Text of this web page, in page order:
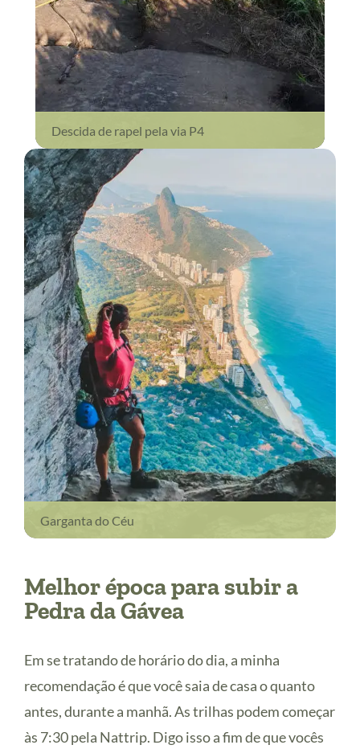
Descida de rapel pela via P4
Garganta do Céu
Melhor época para subir a
Pedra da Gávea
Em se tratando de horário do dia, a minha
recomendação é que você saia de casa o quanto
antes, durante a manhã. As trilhas podem começar
às 7:30 pela Nattrip. Digo isso a fim de que vocês